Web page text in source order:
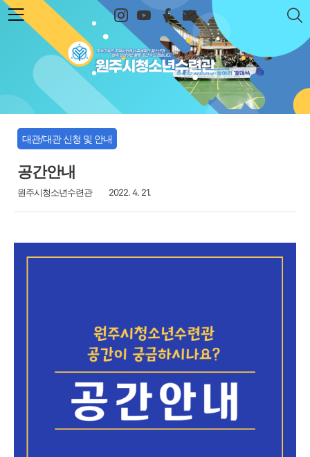
본문 바로가기
원주시청소년수련관
대관/대관 신청 및 안내
공간안내
원주시청소년수련관 2022. 4. 21.